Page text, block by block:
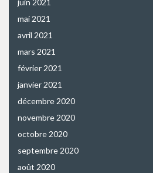
mai 2021
avril 2021
mars 2021
février 2021
janvier 2021
décembre 2020
novembre 2020
octobre 2020
septembre 2020
août 2020